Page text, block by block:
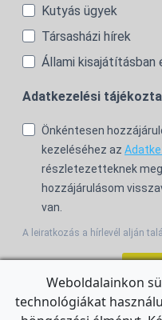
Kutyás ügyek
Társasházi hírek
Állami kisajátításban
Adatkezelési
Önkéntesen
kezeléséhez az
részletezetteknek
hozzájárulásom
van.
A leiratkozás a hírlevél alján
For the English
Weboldalainkon
technológiákat